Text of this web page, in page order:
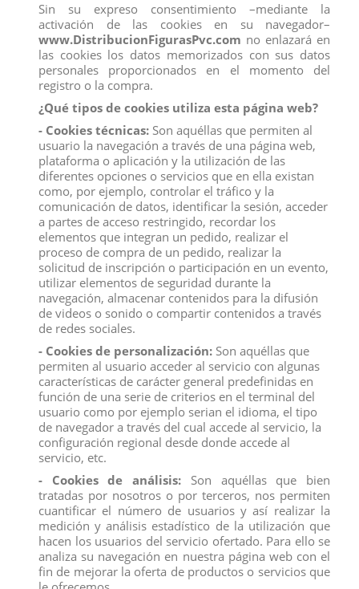
Detalles del producto
Reviews(0)
En Frozen 2 de Disney, los personajes se embarcan en épicas aventuras
Adventures alegran de forma inesperada. ¿Qué personaje de Disney Frozen 2
recibirá tu pequeño? ¡Es un divertido juego de adivinanzas ya que los niños
tendrán que abrir el estuche con forma de cristal para revelar la figura que
guarda! Tras abrir el estuche por primera vez, las niñas experimentarán un
estallido de chispas para celebrar la sorpresa. Los estuches se abren y se
cierran para que los niños puedan guardar dentro la figura de Frozen cuando
terminen de jugar. Esta serie de cajitas sorpresa de Frozen 2 de Disney
incluye personajes como Elsa, Anna, Kristoff, Mattias, Honeymaren, Reina
Iduna, Olaf y Ryder. ¡A los niños les encantará empezar una colección de
figuritas de 5,5 cm de Frozen 2 de Disney para completar sus otras
colecciones de muñecas y juegos de Frozen!
¿Qué personaje de Frozen 2 te tocará? Abre la caja con forma de cristal y
descubre el personaje que hay en su interior ¡Están llenas de diversión y
sorpresa!
FIGURA SORPRESA DE POP ADVENTURES EN CADA CAJA. Los niños
recibirán 1 de los 12 personajes que se inspira en la película Frozen 2 de
Disney
ESTUCHE CON FORMA DE CRISTAL. Cada figura viene en su propio
estuche de cristal que se abre y se cierra para que puedas guardar dentro la
¡LLENO DE CHISPAS! Cada estuche de cristal incluye una sorpresa con
chispas, para cuando tu pequeño abra la caja por primera vez
PERSONAJES FAVORITOS DE FROZEN DE DISNEY. Esta serie de cajitas
sorpresa de Frozen 2 de Disney incluye personajes como Elsa, Anna, Kristoff,
Sin su expreso consentimiento –mediante la
activación de las cookies en su navegador–
www.DistribucionFigurasPvc.com no enlazará en
las cookies los datos memorizados con sus datos
personales proporcionados en el momento del
registro o la compra.
¿Qué tipos de cookies utiliza esta página web?
- Cookies técnicas: Son aquéllas que permiten al
usuario la navegación a través de una página web,
plataforma o aplicación y la utilización de las
diferentes opciones o servicios que en ella existan
como, por ejemplo, controlar el tráfico y la
comunicación de datos, identificar la sesión, acceder
a partes de acceso restringido, recordar los
elementos que integran un pedido, realizar el
proceso de compra de un pedido, realizar la
solicitud de inscripción o participación en un evento,
utilizar elementos de seguridad durante la
navegación, almacenar contenidos para la difusión
de videos o sonido o compartir contenidos a través
de redes sociales.
- Cookies de personalización: Son aquéllas que
permiten al usuario acceder al servicio con algunas
características de carácter general predefinidas en
función de una serie de criterios en el terminal del
usuario como por ejemplo serian el idioma, el tipo
de navegador a través del cual accede al servicio, la
configuración regional desde donde accede al
servicio, etc.
- Cookies de análisis: Son aquéllas que bien
tratadas por nosotros o por terceros, nos permiten
cuantificar el número de usuarios y así realizar la
medición y análisis estadístico de la utilización que
hacen los usuarios del servicio ofertado. Para ello se
analiza su navegación en nuestra página web con el
fin de mejorar la oferta de productos o servicios que